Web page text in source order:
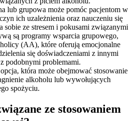
lub grupowa może pomóc pacjentom w
ich uzależnienia oraz nauczeniu się
sobie ze stresem i pokusami związanymi
są programy wsparcia grupowego,
(AA), które oferują emocjonalne
się doświadczeniami z innymi
podobnymi problemami.
która może obejmować stosowanie
alkoholu lub wywołujących
spożyciu.
ze stosowaniem